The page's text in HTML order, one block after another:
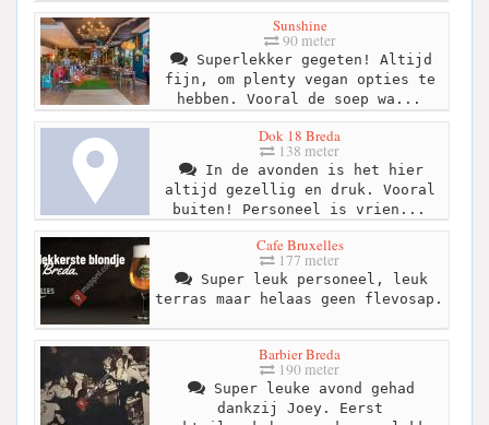
Sunshine
90 meter
Superlekker gegeten! Altijd
fijn, om plenty vegan opties te
hebben. Vooral de soep wa...
Dok 18 Breda
138 meter
In de avonden is het hier
altijd gezellig en druk. Vooral
buiten! Personeel is vrien...
Cafe Bruxelles
177 meter
Super leuk personeel, leuk
terras maar helaas geen flevosap.
Barbier Breda
190 meter
Super leuke avond gehad
dankzij Joey. Eerst